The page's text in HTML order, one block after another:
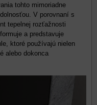
tohto mimoriadne
V porovnaní s
tepelnej rozťažnosti
a predstavuje
ktoré používajú nielen
alebo dokonca